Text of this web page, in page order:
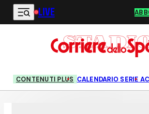
Vai al contenuto principale
LIVE
CONTENUTI PLUS CALENDARIO SERIE A